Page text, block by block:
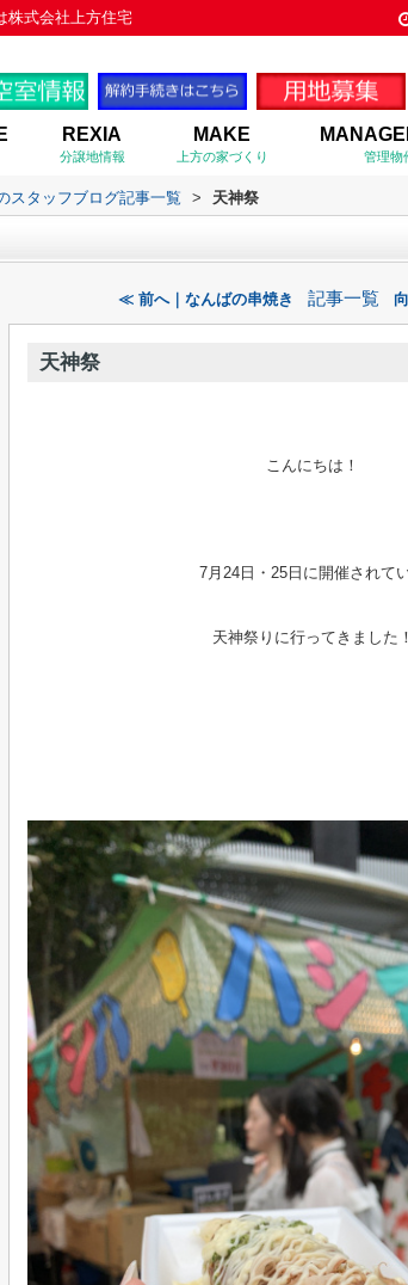
株式会社上方住宅
REXIA
分譲地情報
MAKE
上方の家づくり 管理物
スタッフブログ記事一覧 > 天神祭
≪ 前へ｜なんばの串焼き 記事一覧
天神祭
こんにちは！
7月24日・25日に開催されて
天神祭りに行ってきました！